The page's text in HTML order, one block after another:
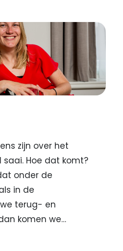
zijn over het
Hoe dat komt?
onder de
in de
terug- en
komen we…